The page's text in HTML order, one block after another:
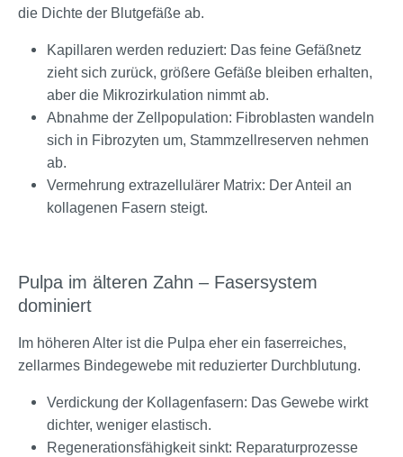
die Dichte der Blutgefäße ab.
Kapillaren werden reduziert: Das feine Gefäßnetz
zieht sich zurück, größere Gefäße bleiben erhalten,
aber die Mikrozirkulation nimmt ab.
Abnahme der Zellpopulation: Fibroblasten wandeln
sich in Fibrozyten um, Stammzellreserven nehmen
ab.
Vermehrung extrazellulärer Matrix: Der Anteil an
kollagenen Fasern steigt.
Pulpa im älteren Zahn – Fasersystem
dominiert
Im höheren Alter ist die Pulpa eher ein faserreiches,
zellarmes Bindegewebe mit reduzierter Durchblutung.
Verdickung der Kollagenfasern: Das Gewebe wirkt
dichter, weniger elastisch.
Regenerationsfähigkeit sinkt: Reparaturprozesse